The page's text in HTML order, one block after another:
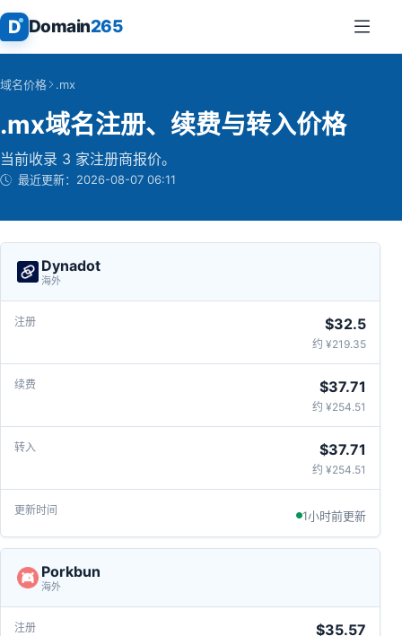
D Domain265
域名价格 .mx
.mx域名注册、续费与转入价格
当前收录 3 家注册商报价。
最近更新： 2026-08-07 06:11
Dynadot
海外
$32.5
约 ¥219.35
$37.71
约 ¥254.51
$37.71
约 ¥254.51
1小时前更新
Porkbun
海外
$35.57